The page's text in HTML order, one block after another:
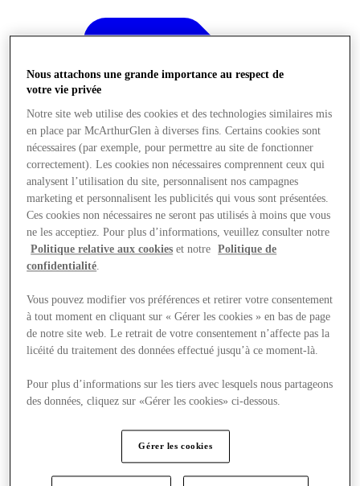
Offres
Nous attachons une grande importance au respect de
votre vie privée
Notre site web utilise des cookies et des technologies similaires mis
en place par McArthurGlen à diverses fins. Certains cookies sont
nécessaires (par exemple, pour permettre au site de fonctionner
correctement). Les cookies non nécessaires comprennent ceux qui
analysent l’utilisation du site, personnalisent nos campagnes
marketing et personnalisent les publicités qui vous sont présentées.
Ces cookies non nécessaires ne seront pas utilisés à moins que vous
ne les acceptiez. Pour plus d’informations, veuillez consulter notre
Politique relative aux cookies et notre
Politique de
confidentialité.
Vous pouvez modifier vos préférences et retirer votre consentement
à tout moment en cliquant sur « Gérer les cookies » en bas de page
de notre site web. Le retrait de votre consentement n’affecte pas la
licéité du traitement des données effectué jusqu’à ce moment-là.
Pour plus d’informations sur les tiers avec lesquels nous partageons
des données, cliquez sur «Gérer les cookies» ci-dessous.
Gérer les cookies